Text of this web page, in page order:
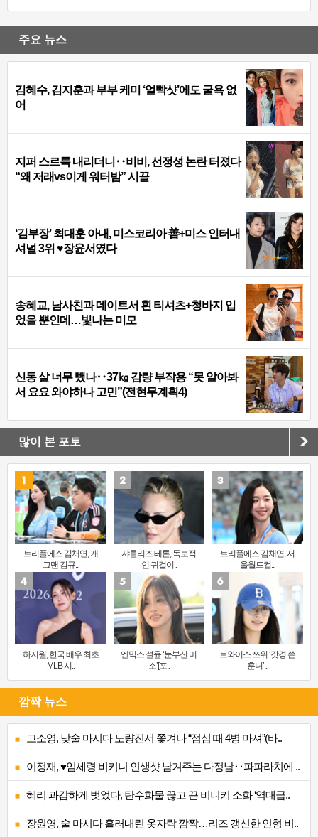
주요 뉴스
김혜수, 김지훈과 부부 케미 ‘얼빡샷’에도 굴욕 없
어
지퍼 스르륵 내리더니‥비비, 선정성 논란 터졌다
“왜 저래vs이게 워터밤” 시끌
‘김부장’ 최대훈 아내, 미스코리아 善+미스 인터내
셔널 3위 ♥장윤서였다
송혜교, 남사친과 데이트서 흰 티셔츠+청바지 입
었을 뿐인데…빛나는 미모
신동 살 너무 뺐나‥37㎏ 감량 부작용 “못 알아봐
서 요요 와야하나 고민”(전현무계획4)
많이 본 포토
트리플에스 김채연, 개
그맨 김규..
샤를리즈 테론, 독보적
인 귀걸이..
트리플에스 김채연, 서
울월드컵..
하지원, 한국 배우 최초
MLB 시..
엔믹스 설윤 ‘눈부신 미
소’[포..
트와이스 쯔위 ‘갓경 쓴
훈녀’..
깜짝 뉴스
고소영, 낮술 마시다 노량진서 쫓겨나 “점심 때 4병 마셔”(바..
이정재, ♥임세령 비키니 인생샷 남겨주는 다정남‥파파라치에 ..
혜리 과감하게 벗었다, 탄수화물 끊고 끈 비니키 소화 ‘역대급..
장원영, 술 마시다 흘러내린 옷자락 깜짝…리즈 갱신한 인형 비..